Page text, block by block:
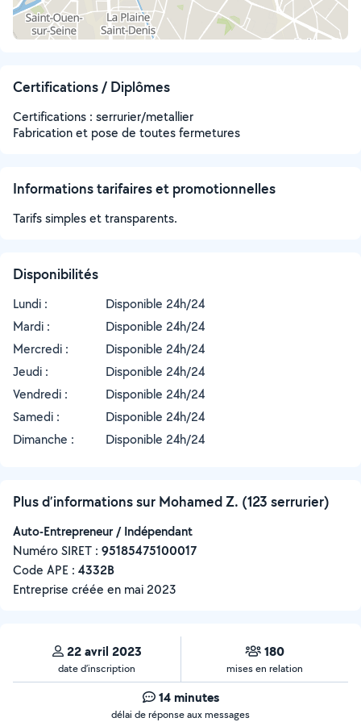
Certifications / Diplômes
Certifications : serrurier/metallier
Fabrication et pose de toutes fermetures
Informations tarifaires et promotionnelles
Tarifs simples et transparents.
Disponibilités
Lundi :
Disponible 24h/24
Mardi :
Disponible 24h/24
Mercredi :
Disponible 24h/24
Jeudi :
Disponible 24h/24
Vendredi :
Disponible 24h/24
Samedi :
Disponible 24h/24
Dimanche :
Disponible 24h/24
Plus d’informations sur Mohamed Z. (123 serrurier)
Auto-Entrepreneur / Indépendant
Numéro SIRET : ‍95185475100017
Code APE : 4332B
Entreprise créée en mai 2023
22 avril 2023
date d’inscription
180
mises en relation
14 minutes
délai de réponse aux messages